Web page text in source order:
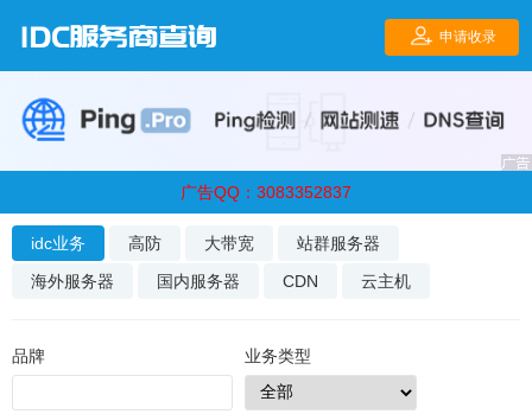
广告QQ：3083352837
idc业务 高防 大带宽
站群服务器
海外服务器
国内服务器 CDN 云主机
品牌 业务类型